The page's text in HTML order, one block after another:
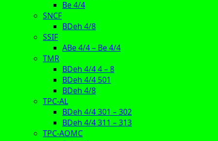
Be 4/4
SNCF
BDeh 4/8
SSIF
ABe 4/4 – Be 4/4
TMR
BDeh 4/4 4 – 8
BDeh 4/4 501
BDeh 4/8
TPC-AL
BDeh 4/4 301 – 302
BDeh 4/4 311 – 313
TPC-AOMC